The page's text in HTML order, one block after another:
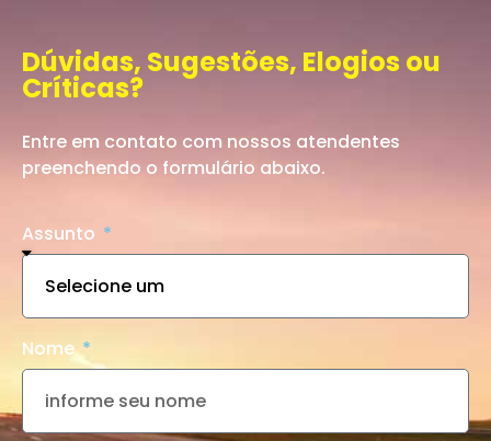
Dúvidas, Sugestões, Elogios ou
Críticas?
Entre em contato com nossos atendentes
preenchendo o formulário abaixo.
Assunto
Nome